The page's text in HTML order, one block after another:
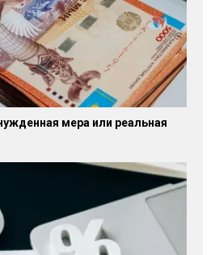
мера или реальная